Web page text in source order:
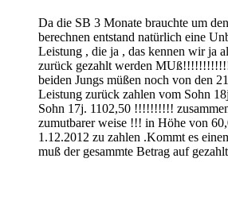
Da die SB 3 Monate brauchte um
berechnen entstand natürlich eine
Leistung , die ja , das kennen wir ja
zurück gezahlt werden
beiden Jungs müßen noch von den
Leistung zurück zahlen vom Sohn
Sohn 17j. 1102,50 !!!!!!!!!!
zumutbarer weise !!! in Höhe von
1.12.2012 zu zahlen .Kommt es
muß der gesammte Betrag auf